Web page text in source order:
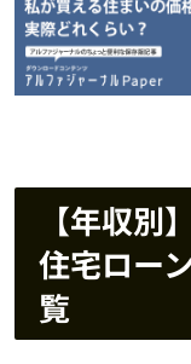
【年収別
住宅ロー
覧